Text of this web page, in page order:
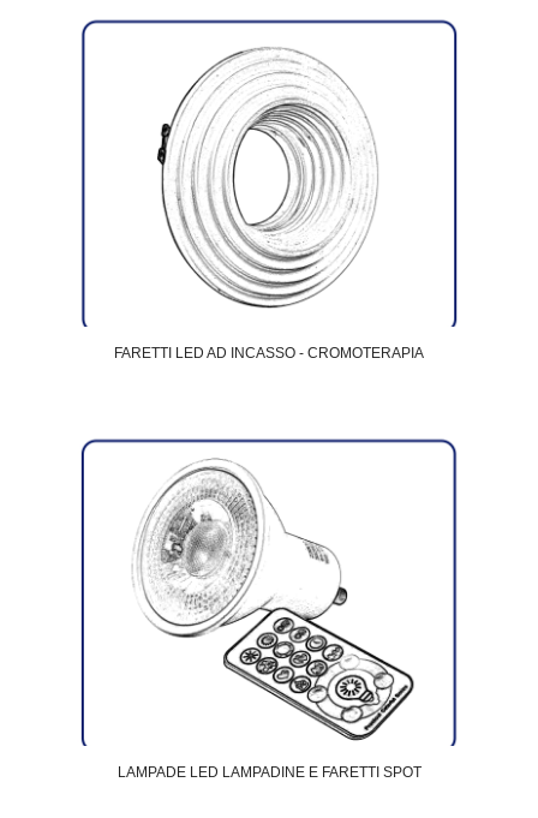
FARETTI LED AD INCASSO - CROMOTERAPIA
LAMPADE LED LAMPADINE E FARETTI SPOT